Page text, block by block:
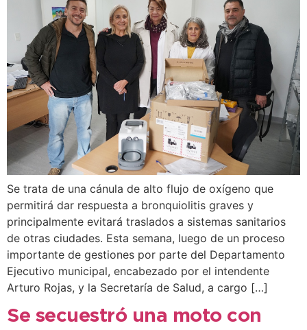
Se trata de una cánula de alto flujo de oxígeno que
permitirá dar respuesta a bronquiolitis graves y
principalmente evitará traslados a sistemas sanitarios
de otras ciudades. Esta semana, luego de un proceso
importante de gestiones por parte del Departamento
Ejecutivo municipal, encabezado por el intendente
Arturo Rojas, y la Secretaría de Salud, a cargo […]
Se secuestró una moto con